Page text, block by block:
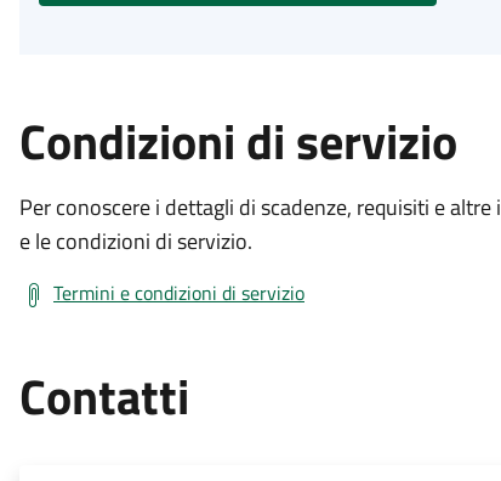
Condizioni di servizio
Per conoscere i dettagli di scadenze, requisiti e
e le condizioni di servizio.
Termini e condizioni di servizio
Contatti